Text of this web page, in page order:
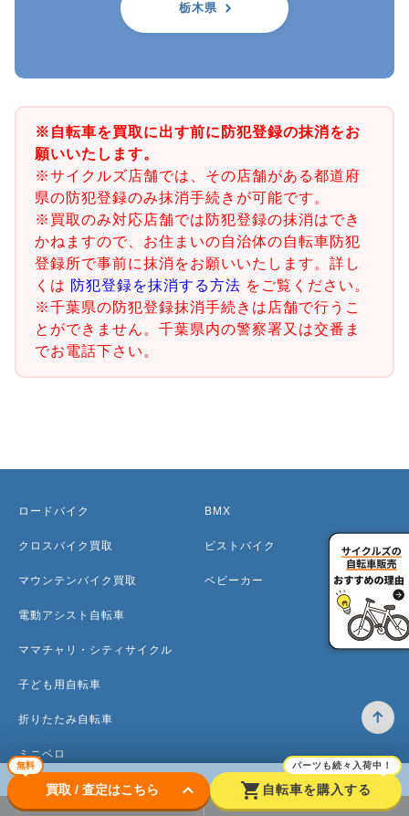
栃木県
※自転車を買取に出す前に防犯登録の抹消をお
願いいたします。
※サイクルズ店舗では、その店舗がある都道府
県の防犯登録のみ抹消手続きが可能です。
※買取のみ対応店舗では防犯登録の抹消はでき
かねますので、お住まいの自治体の自転車防犯
登録所で事前に抹消をお願いいたします。詳し
くは 防犯登録を抹消する方法 をご覧ください。
※千葉県の防犯登録抹消手続きは店舗で行うこ
とができません。千葉県内の警察署又は交番ま
でお電話下さい。
無料
買取 / 査定はこちら keyboard_arrow_down shopping_cart
パーツも続々入荷中！
自転車を購入する
ロードバイク
クロスバイク買取
マウンテンバイク買取
電動アシスト自転車
ママチャリ・シティサイクル
子ども用自転車
折りたたみ自転車
ミニベロ
BMX
ピストバイク
ベビーカー